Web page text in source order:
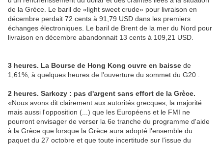
de la Grèce. Le baril de «light sweet crude» pour livraison en
décembre perdait 72 cents à 91,79 USD dans les premiers
échanges électroniques. Le baril de Brent de la mer du Nord pour
livraison en décembre abandonnait 13 cents à 109,21 USD.
3 heures. La Bourse de Hong Kong ouvre en baisse de
1,61%, à quelques heures de l'ouverture du sommet du G20 .
2 heures. Sarkozy : pas d'argent sans effort de la Grèce.
«Nous avons dit clairement aux autorités grecques, la majorité
mais aussi l'opposition (...) que les Européens et le FMI ne
pourront envisager de verser la 6e tranche du programme d'aide
à la Grèce que lorsque la Grèce aura adopté l'ensemble du
paquet du 27 octobre et que toute incertitude sur l'issue du